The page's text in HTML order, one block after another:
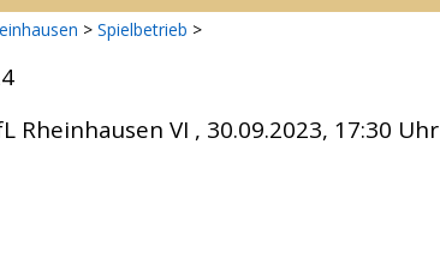
> Spielbetrieb >
Rheinhausen VI , 30.09.2023, 17:30 Uhr